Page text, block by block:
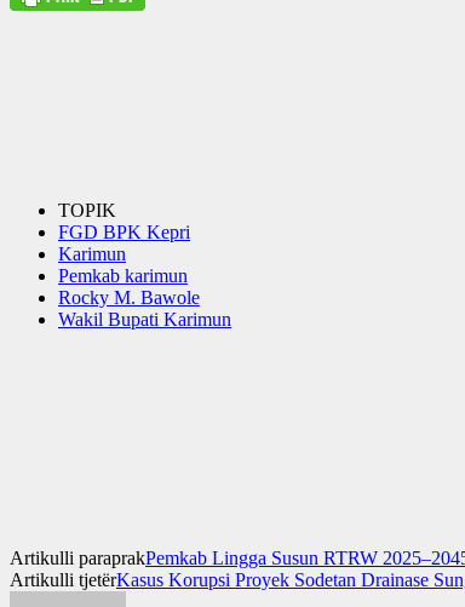
TOPIK
FGD BPK Kepri
Karimun
Pemkab karimun
Rocky M. Bawole
Wakil Bupati Karimun
Artikulli paraprakPemkab Lingga Susun RTRW
Artikulli tjetërKasus Korupsi Proyek Sodetan Drainase